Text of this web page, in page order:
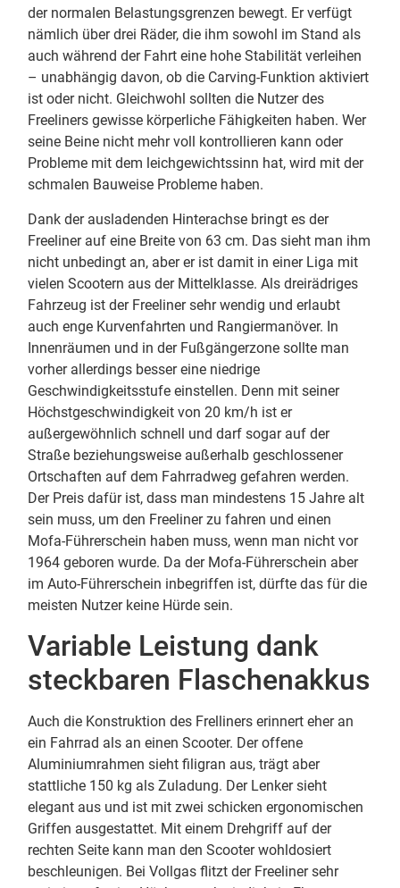
der normalen Belastungsgrenzen bewegt. Er verfügt
nämlich über drei Räder, die ihm sowohl im Stand als
auch während der Fahrt eine hohe Stabilität verleihen
– unabhängig davon, ob die Carving-Funktion aktiviert
ist oder nicht. Gleichwohl sollten die Nutzer des
Freeliners gewisse körperliche Fähigkeiten haben. Wer
seine Beine nicht mehr voll kontrollieren kann oder
Probleme mit dem leichgewichtssinn hat, wird mit der
schmalen Bauweise Probleme haben.
Dank der ausladenden Hinterachse bringt es der
Freeliner auf eine Breite von 63 cm. Das sieht man ihm
nicht unbedingt an, aber er ist damit in einer Liga mit
vielen Scootern aus der Mittelklasse. Als dreirädriges
Fahrzeug ist der Freeliner sehr wendig und erlaubt
auch enge Kurvenfahrten und Rangiermanöver. In
Innenräumen und in der Fußgängerzone sollte man
vorher allerdings besser eine niedrige
Geschwindigkeitsstufe einstellen. Denn mit seiner
Höchstgeschwindigkeit von 20 km/h ist er
außergewöhnlich schnell und darf sogar auf der
Straße beziehungsweise außerhalb geschlossener
Ortschaften auf dem Fahrradweg gefahren werden.
Der Preis dafür ist, dass man mindestens 15 Jahre alt
sein muss, um den Freeliner zu fahren und einen
Mofa-Führerschein haben muss, wenn man nicht vor
1964 geboren wurde. Da der Mofa-Führerschein aber
im Auto-Führerschein inbegriffen ist, dürfte das für die
meisten Nutzer keine Hürde sein.
Variable Leistung dank
steckbaren Flaschenakkus
Auch die Konstruktion des Frelliners erinnert eher an
ein Fahrrad als an einen Scooter. Der offene
Aluminiumrahmen sieht filigran aus, trägt aber
stattliche 150 kg als Zuladung. Der Lenker sieht
elegant aus und ist mit zwei schicken ergonomischen
Griffen ausgestattet. Mit einem Drehgriff auf der
rechten Seite kann man den Scooter wohldosiert
beschleunigen. Bei Vollgas flitzt der Freeliner sehr